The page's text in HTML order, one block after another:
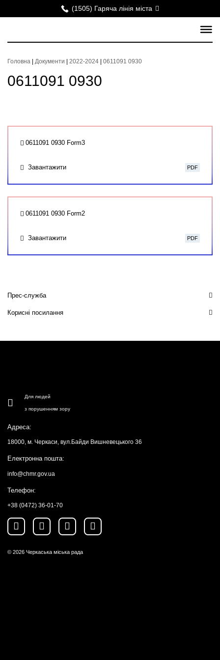
(1505) Гаряча лінія міста
Головна Документи 2022-2024 0611091 0930
0611091 0930
0611091 0930 Form3
Завантажити PDF
0611091 0930 Form2
Завантажити PDF
Прес-служба
Корисні посилання
Для людей
з порушенням зору
Адреса:
18000, м. Черкаси, вул.Байди Вишневецького 36
Електронна пошта:
info@chmr.gov.ua
Телефон:
+38 (0472) 36-01-70
© 2026 Черкаська міська рада